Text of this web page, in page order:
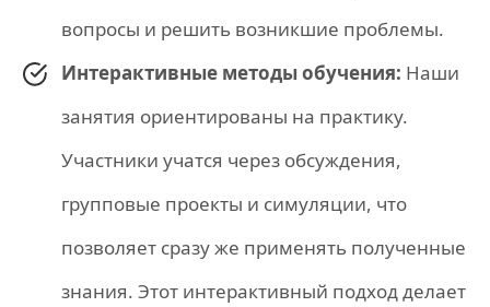
вопросы и решить возникшие проблемы.
Интерактивные методы обучения: Наши
занятия ориентированы на практику.
Участники учатся через обсуждения,
групповые проекты и симуляции, что
позволяет сразу же применять полученные
знания. Этот интерактивный подход делает